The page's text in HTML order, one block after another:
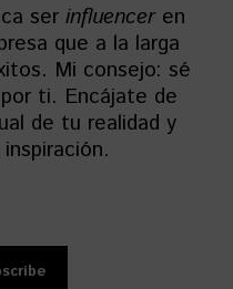
ser influencer en
que a la larga
Mi consejo: sé
ti. Encájate de
de tu realidad y